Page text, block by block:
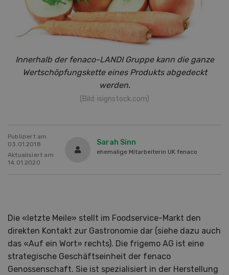
Innerhalb der fenaco-LANDI Gruppe kann die ganze
Wertschöpfungskette eines Produkts abgedeckt
werden.
(Bild: isignstock.com)
Publiziert am
03.01.2018
Aktualisiert am
14.01.2020
Sarah Sinn
ehemalige Mitarbeiterin UK fenaco
Die «letzte Meile» stellt im Foodservice-Markt den
direkten Kontakt zur Gastronomie dar (siehe dazu auch
das «Auf ein Wort» rechts). Die frigemo AG ist eine
strategische Geschäftseinheit der fenaco
Genossenschaft. Sie ist spezialisiert in der Herstellung